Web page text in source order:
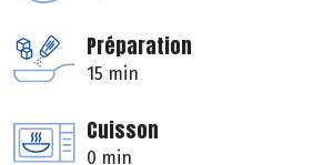
Préparation
15 min
Cuisson
0 min